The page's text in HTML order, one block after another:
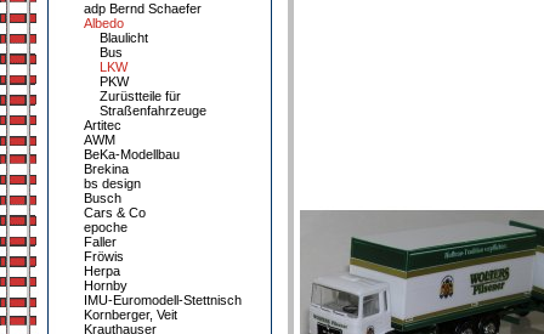
adp Bernd Schaefer
Albedo
Blaulicht
Bus
LKW
PKW
Zurüstteile für
Straßenfahrzeuge
Artitec
AWM
BeKa-Modellbau
Brekina
bs design
Busch
Cars & Co
epoche
Faller
Fröwis
Herpa
Hornby
IMU-Euromodell-Stettnisch
Kornberger, Veit
Krauthauser